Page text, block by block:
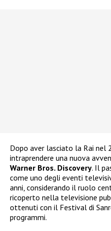
Dopo aver lasciato la Rai nel
intraprendere una nuova
Warner Bros. Discovery. Il
come uno degli eventi
anni, considerando il ruolo
ricoperto nella televisione
ottenuti con il Festival di
programmi.